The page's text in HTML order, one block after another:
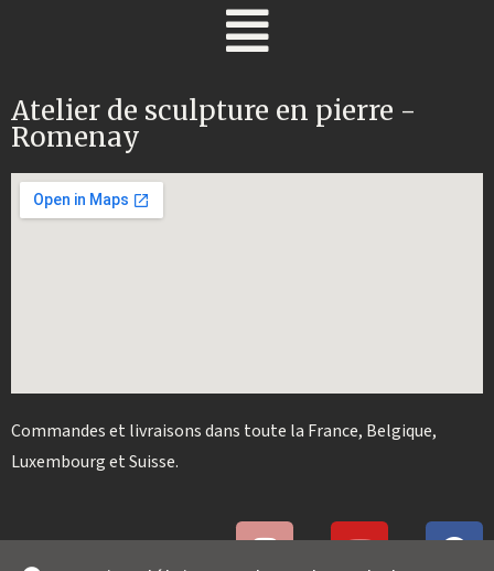
Atelier de sculpture en pierre -
Romenay
Commandes et livraisons dans toute la France, Belgique,
Luxembourg et Suisse.